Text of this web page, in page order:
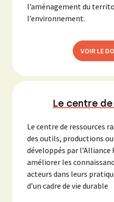
l’aménagement du
l’environnement.
VOIR LE
Le centre
Le centre de ressources
des outils, productions
développés par l’Alliance
améliorer les
acteurs dans leurs
d’un cadre de vie durable